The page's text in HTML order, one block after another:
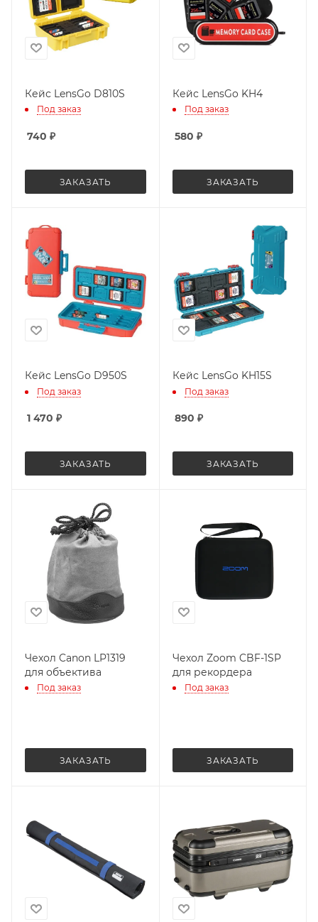
Кейс LensGo D810S
Под заказ
740 ₽
ЗАКАЗАТЬ
Кейс LensGo KH4
Под заказ
580 ₽
ЗАКАЗАТЬ
Кейс LensGo D950S
Под заказ
1 470 ₽
ЗАКАЗАТЬ
Кейс LensGo KH15S
Под заказ
890 ₽
ЗАКАЗАТЬ
Чехол Canon LP1319
для объектива
Под заказ
ЗАКАЗАТЬ
Чехол Zoom CBF-1SP
для рекордера
Под заказ
ЗАКАЗАТЬ